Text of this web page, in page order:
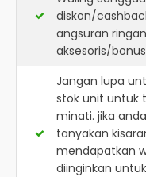
diskon/
angsuran
aksesoris/
Jangan lupa
stok unit untuk
minati. jika
tanyakan
mendapatkan
diinginkan